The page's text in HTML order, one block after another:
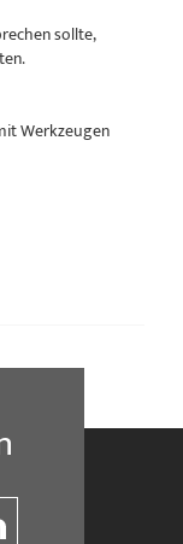
sollte,
Werkzeugen